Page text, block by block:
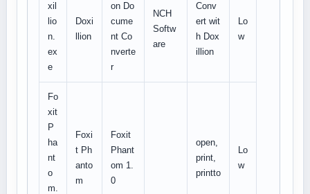
xil
lio
n.
ex
e
Doxi
llion
on Do
cume
nt Co
nverte
r
NCH
Softw
are
Conv
ert wit
h Dox
illion
Lo
w
Fo
xit
P
ha
nt
o
m.
Foxi
t Ph
anto
m
Foxit
Phant
om 1.
0
open,
print,
printto
Lo
w